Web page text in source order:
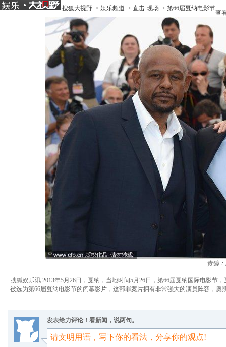
搜狐大视野 > 娱乐频道 > 直击·现场 > 第66届戛纳电影节
查
责编
搜狐娱乐讯 2013年5月26日，戛纳，当地时间5月26日，第66届戛纳国际电影节
被选为第66届戛纳电影节的闭幕影片，这部罪案片拥有非常强大的演员阵容，奥
发表给力评论！看新闻，说两句。